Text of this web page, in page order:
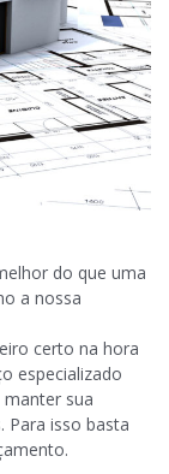
do que uma
a nossa
certo na hora
especializado
manter sua
Para isso basta